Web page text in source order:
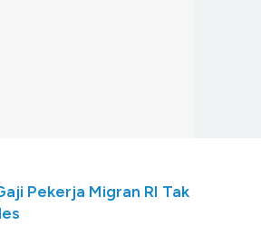
Pekerja Migran RI Tak